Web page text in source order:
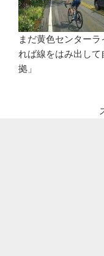
まだ黄色センター
れば線をはみ出し
拠」